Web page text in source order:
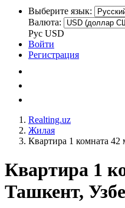
Выберите язык:
Валюта:
Рус USD
Войти
Регистрация
Realting.uz
Жилая
Квартира 1 комната 42
Квартира 1
Ташкент,